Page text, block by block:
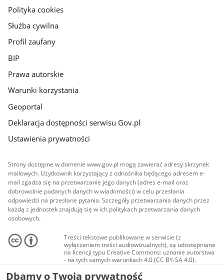
gov.pl
Polityka cookies
Służba cywilna
Profil zaufany
BIP
Prawa autorskie
Warunki korzystania
Geoportal
Deklaracja dostępności serwisu Gov.pl
Ustawienia prywatności
Strony dostępne w domenie www.gov.pl mogą zawierać adresy skrzynek
mailowych. Użytkownik korzystający z odnośnika będącego adresem e-
mail zgadza się na przetwarzanie jego danych (adres e-mail oraz
dobrowolnie podanych danych w wiadomości) w celu przesłania
odpowiedzi na przesłane pytania. Szczegóły przetwarzania danych przez
każdą z jednostek znajdują się w ich politykach przetwarzania danych
osobowych.
Treści tekstowe publikowane w serwisie (z
wyłączeniem treści audiowizualnych), są udostępniane
na licencji typu Creative Commons: uznanie autorstwa
- na tych samych warunkach 4.0 (CC BY-SA 4.0).
Materiały audiowizualne, w tym zdjęcia, materiały
audio i wideo, są udostępniane na licencji typu
Dbamy o Twoją prywatność